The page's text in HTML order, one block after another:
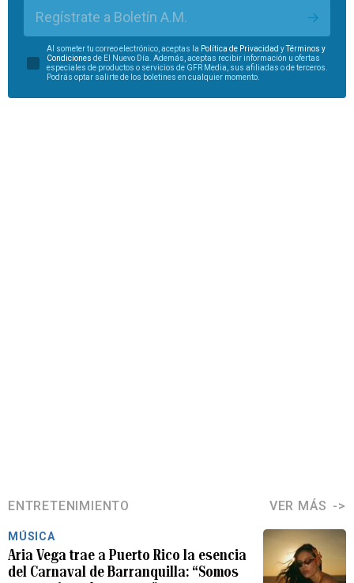
Regístrate a Boletín A.M.
Al someter tu correo electrónico, aceptas la Política de Privacidad yTérminos y
Condiciones de El Nuevo Día. Además, aceptas recibir información u ofertas
especiales de productos o servicios de GFR Media, sus afiliadas o de terceros.
Podrás optar salirte de los boletines en cualquier momento.
ENTRETENIMIENTO VER MÁS
MÚSICA
Aria Vega trae a Puerto Rico la esencia
del Carnaval de Barranquilla: “Somos